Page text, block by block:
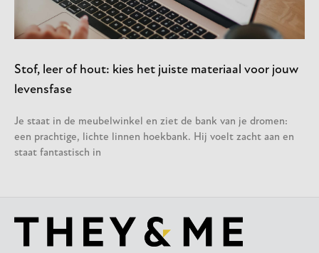
Stof, leer of hout: kies het juiste materiaal voor jouw
levensfase
Je staat in de meubelwinkel en ziet de bank van je dromen:
een prachtige, lichte linnen hoekbank. Hij voelt zacht aan en
staat fantastisch in